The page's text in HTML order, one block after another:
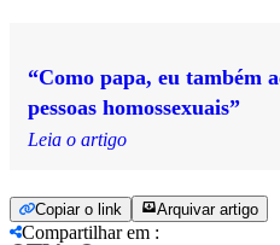
“Como papa, eu também
pessoas homossexuais”
Leia o artigo
Copiar o link Arquivar artigo
Compartilhar em :